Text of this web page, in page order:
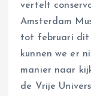
vertelt
Amsterdam
tot februari dit
kunnen we er
manier naar
de Vrije